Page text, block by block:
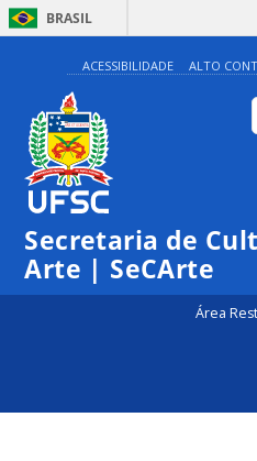
BRASIL
ACESSIBILIDADE ALTO
Secretaria de
Arte | SeCArte
Área